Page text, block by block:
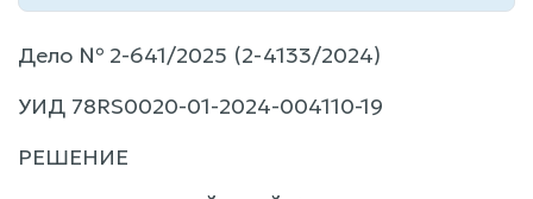
Дело № 2-641/2025 (2-4133/2024)
УИД 78RS0020-01-2024-004110-19
РЕШЕНИЕ